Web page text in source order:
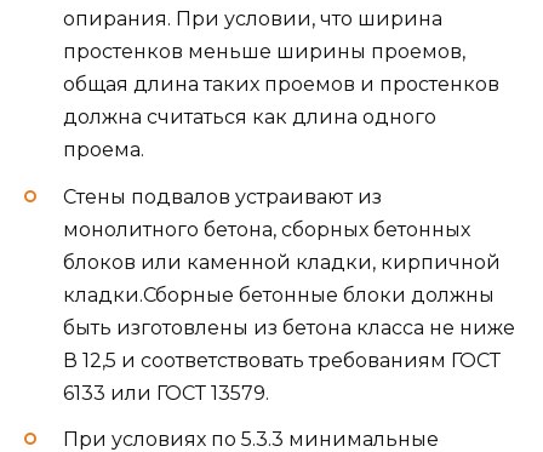
опирания. При условии, что ширина
простенков меньше ширины проемов,
общая длина таких проемов и простенков
должна считаться как длина одного
проема.
Стены подвалов устраивают из
монолитного бетона, сборных бетонных
блоков или каменной кладки, кирпичной
кладки.Сборные бетонные блоки должны
быть изготовлены из бетона класса не ниже
В 12,5 и соответствовать требованиям ГОСТ
6133 или ГОСТ 13579.
При условиях по 5.3.3 минимальные